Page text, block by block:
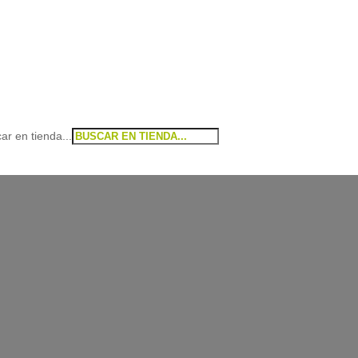
en tienda...